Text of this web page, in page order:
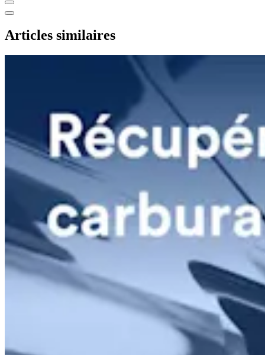
Articles similaires